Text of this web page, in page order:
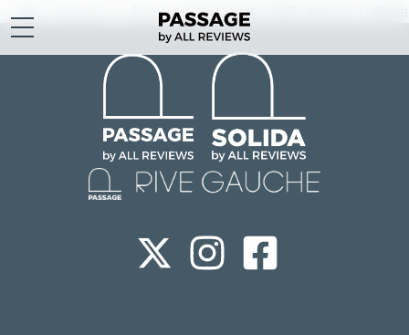
【イベント】12/27(土)杉江松恋×倉本さおり×豊崎